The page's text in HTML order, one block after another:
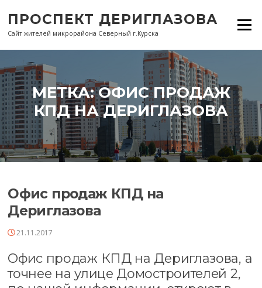
содержанию
ПРОСПЕКТ ДЕРИГЛАЗОВА
Сайт жителей микрорайона Северный г.Курска
Меню
МЕТКА:ОФИС ПРОДАЖ
КПД НА ДЕРИГЛАЗОВА
Офис продаж КПД на
Дериглазова
21.11.2017
Офис продаж КПД на Дериглазова, а
точнее на улице Домостроителей 2,